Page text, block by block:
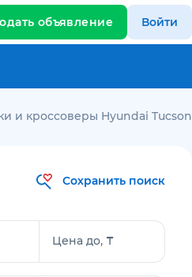
объявление Войти
и кроссоверы Hyundai
Сохранить поиск
Цена до, ₸